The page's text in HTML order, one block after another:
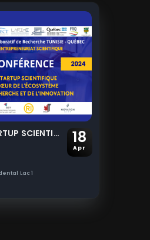
LA STARTUP SCIENTIFIQUE AU CŒUR DE L’ÉCOSYSTÈME DE LA RECHERCHE ET DE L’INNOVATION
Lac 1
18
Apr